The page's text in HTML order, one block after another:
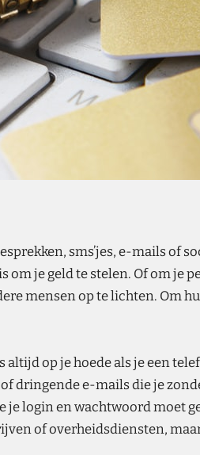
sms’jes, e-mails of
om je geld te stelen. Of om je
mensen op te lichten. Om
altijd op je hoede als je een
dringende e-mails die je
login en wachtwoord moet
of overheidsdiensten,